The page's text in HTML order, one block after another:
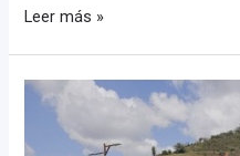
Leer más »
Preselección
Baseball5